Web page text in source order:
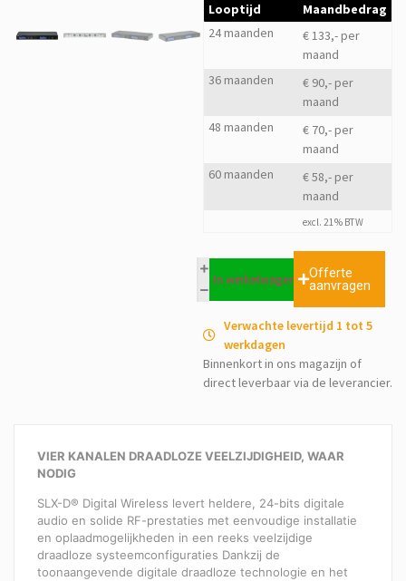
Looptijd
Maandbedrag
24 maanden
€ 133,- per
maand
36 maanden
€ 90,- per
maand
48 maanden
€ 70,- per
maand
60 maanden
€ 58,- per
maand
excl. 21% BTW
In winkelwagen
Offerte
aanvragen
Verwachte levertijd 1 tot 5
werkdagen
Binnenkort in ons magazijn of
direct leverbaar via de leverancier.
VIER KANALEN DRAADLOZE VEELZIJDIGHEID, WAAR
NODIG
SLX-D® Digital Wireless levert heldere, 24-bits digitale
audio en solide RF-prestaties met eenvoudige installatie
en oplaadmogelijkheden in een reeks veelzijdige
draadloze systeemconfiguraties Dankzij de
toonaangevende digitale draadloze technologie en het